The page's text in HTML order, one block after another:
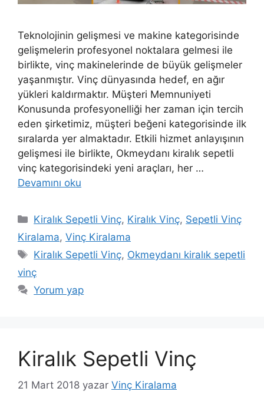
Teknolojinin gelişmesi ve makine kategorisinde
gelişmelerin profesyonel noktalara gelmesi ile
birlikte, vinç makinelerinde de büyük gelişmeler
yaşanmıştır. Vinç dünyasında hedef, en ağır
yükleri kaldırmaktır. Müşteri Memnuniyeti
Konusunda profesyonelliği her zaman için tercih
eden şirketimiz, müşteri beğeni kategorisinde ilk
sıralarda yer almaktadır. Etkili hizmet anlayışının
gelişmesi ile birlikte, Okmeydanı kiralık sepetli
vinç kategorisindeki yeni araçları, her …
Devamını oku
Kategoriler
Kiralık Sepetli Vinç, Kiralık Vinç, Sepetli Vinç
Kiralama, Vinç Kiralama
Etiketler
Kiralık Sepetli Vinç, Okmeydanı kiralık sepetli
vinç
Yorum yap
Kiralık Sepetli Vinç
21 Mart 2018 yazar Vinç Kiralama